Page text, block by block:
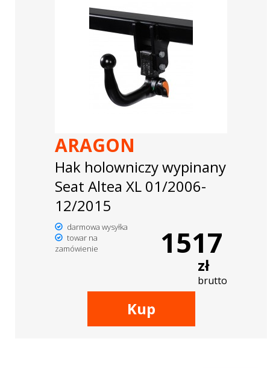
ARAGON
Hak holowniczy wypinany
Seat Altea XL 01/2006-
12/2015
darmowa wysyłka
towar na
zamówienie
1517
zł
brutto
Kup